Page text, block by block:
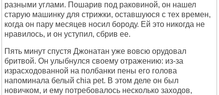
разными углами. Пошарив под раковиной, он нашел
старую машинку для стрижки, оставшуюся с тех времен,
когда он пару месяцев носил бороду. Ей это никогда не
нравилось, и он уступил, сбрив ее.
Пять минут спустя Джонатан уже вовсю орудовал
бритвой. Он улыбнулся своему отражению: из-за
израсходованной на полбанки пены его голова
напоминала белый chia pet. В этом деле он был
новичком, и ему потребовалось несколько заходов,